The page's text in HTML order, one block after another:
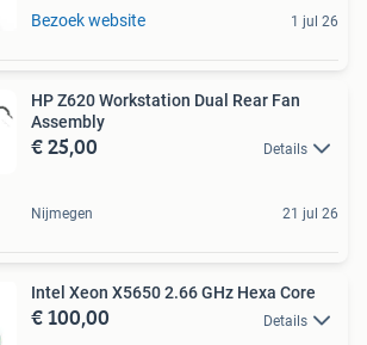
Bezoek website 1 jul 26
HP Z620 Workstation Dual Rear Fan
Assembly
€ 25,00 Details
Nijmegen 21 jul 26
Intel Xeon X5650 2.66 GHz Hexa Core
€ 100,00 Details